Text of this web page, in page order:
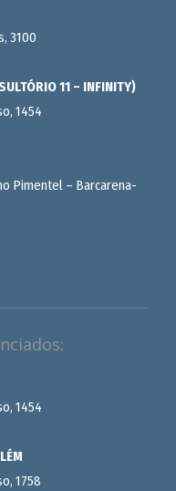
3100
11 – INFINITY)
1454
Pimentel – Barcarena-
1454
1758